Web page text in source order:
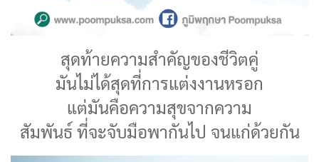
สุดท้ายความสำคัญของชีวิตคู่
มันไม่ได้สุดที่การแต่งงานหรอก
แต่มันคือความสุขจากความ
สัมพันธ์ ที่จะจับมือพากันไป จนแก่ด้วยกัน